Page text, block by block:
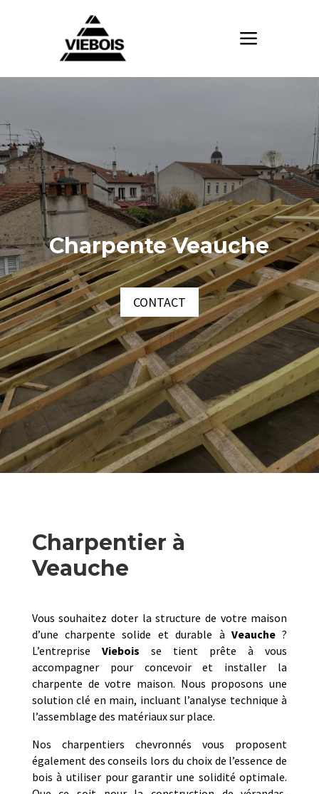
Charpente Veauche
CONTACT
Charpentier à
Veauche
Vous souhaitez doter la structure de votre maison
d’une charpente solide et durable à Veauche?
L’entreprise Viebois se tient prête à vous
accompagner pour concevoir et installer la
charpente de votre maison. Nous proposons une
solution clé en main, incluant l’analyse technique à
l’assemblage des matériaux sur place.
Nos charpentiers chevronnés vous proposent
également des conseils lors du choix de l’essence de
bois à utiliser pour garantir une solidité optimale.